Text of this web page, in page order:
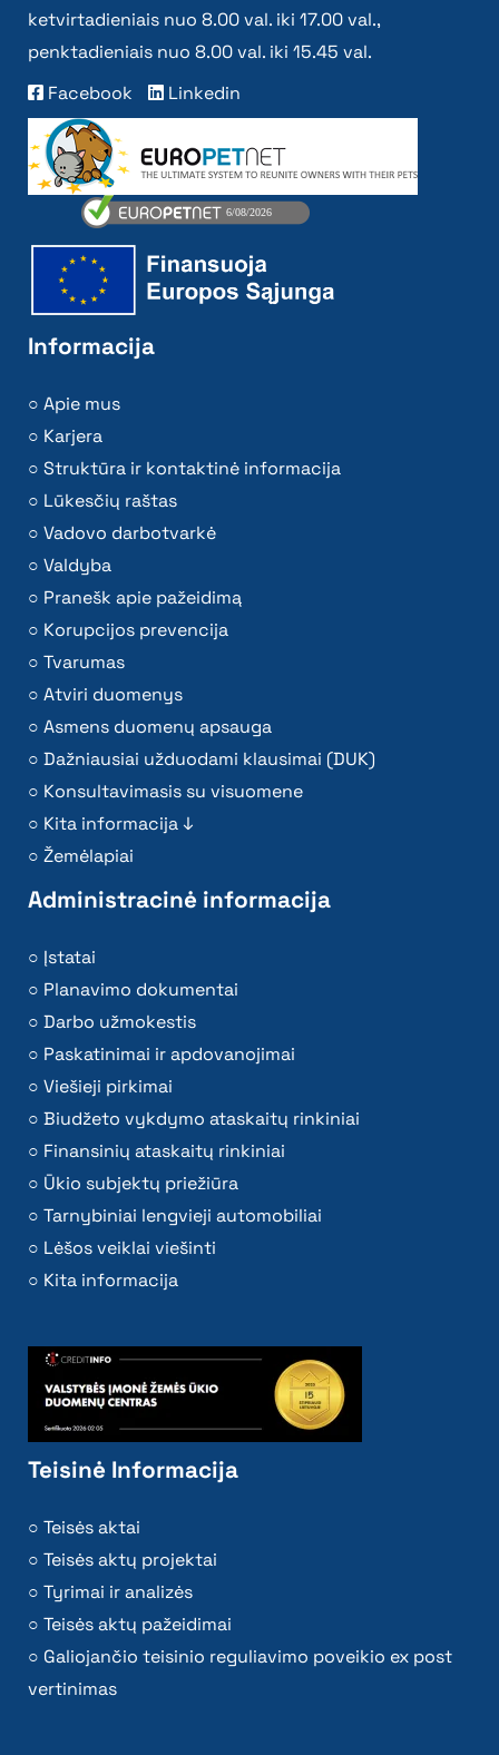
ketvirtadieniais nuo 8.00 val. iki 17.00 val.,
penktadieniais nuo 8.00 val. iki 15.45 val.
Facebook
Linkedin
Informacija
Apie mus
Karjera
Struktūra ir kontaktinė informacija
Lūkesčių raštas
Vadovo darbotvarkė
Valdyba
Pranešk apie pažeidimą
Korupcijos prevencija
Tvarumas
Atviri duomenys
Asmens duomenų apsauga
Dažniausiai užduodami klausimai (DUK)
Konsultavimasis su visuomene
Kita informacija ↓
Žemėlapiai
Administracinė informacija
Įstatai
Planavimo dokumentai
Darbo užmokestis
Paskatinimai ir apdovanojimai
Viešieji pirkimai
Biudžeto vykdymo ataskaitų rinkiniai
Finansinių ataskaitų rinkiniai
Ūkio subjektų priežiūra
Tarnybiniai lengvieji automobiliai
Lėšos veiklai viešinti
Kita informacija
Teisinė Informacija
Teisės aktai
Teisės aktų projektai
Tyrimai ir analizės
Teisės aktų pažeidimai
Galiojančio teisinio reguliavimo poveikio ex post
vertinimas